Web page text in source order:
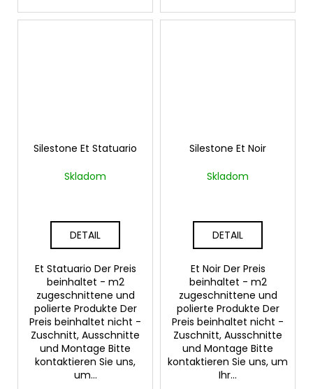
Silestone Et Statuario
Skladom
DETAIL
Et Statuario Der Preis
beinhaltet - m2
zugeschnittene und
polierte Produkte Der
Preis beinhaltet nicht -
Zuschnitt, Ausschnitte
und Montage Bitte
kontaktieren Sie uns,
um...
Silestone Et Noir
Skladom
DETAIL
Et Noir Der Preis
beinhaltet - m2
zugeschnittene und
polierte Produkte Der
Preis beinhaltet nicht -
Zuschnitt, Ausschnitte
und Montage Bitte
kontaktieren Sie uns, um
Ihr...